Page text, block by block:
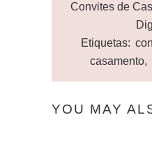
Convites de
Etiquetas:
casamento,
YOU MAY